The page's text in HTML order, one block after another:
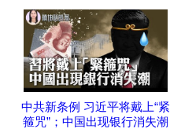
中共新条例 习近平将戴上“紧
箍咒”；中国出现银行消失潮